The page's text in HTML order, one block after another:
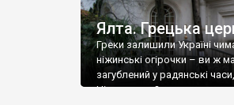
Ялта. Грецька
Греки залишили Україні
ніжинські огірочки – ви ж
загублений у радянські
Ніжин греки?